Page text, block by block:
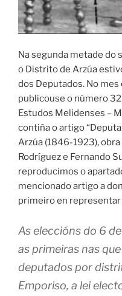
Na segunda metade do
o Distrito de Arzúa
dos Deputados. No mes
publicouse o número
Estudos Melidenses –
contiña o artigo
Arzúa (1846-1923),
Rodríguez e Fernando
reproducimos o
mencionado artigo a
primeiro en representar
As eleccións do 6
as primeiras nas
deputados por
Emporiso, a lei